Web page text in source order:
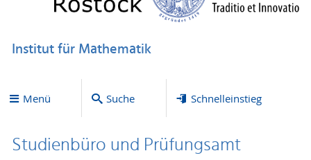
Institut für Mathematik
Menü Suche Schnelleinstieg
Studienbüro und Prüfungsamt